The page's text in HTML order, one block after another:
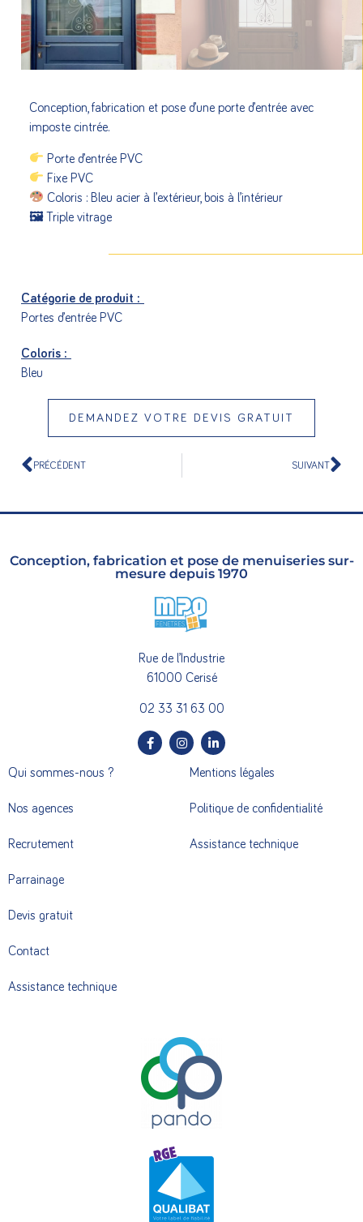
Conception, fabrication et pose d’une porte d’entrée avec
imposte cintrée.
Porte d’entrée PVC
Fixe PVC
Coloris : Bleu acier à l’extérieur, bois à l’intérieur
🖼 Triple vitrage
Catégorie de produit :
Portes d’entrée PVC
Coloris :
Bleu
DEMANDEZ VOTRE DEVIS GRATUIT
PRÉCÉDENT SUIVANT
Conception, fabrication et pose de menuiseries sur-
mesure depuis 1970
Rue de l’Industrie
61000 Cerisé
02 33 31 63 00
Qui sommes-nous ?
Nos agences
Recrutement
Parrainage
Devis gratuit
Contact
Assistance technique
Mentions légales
Politique de confidentialité
Assistance technique